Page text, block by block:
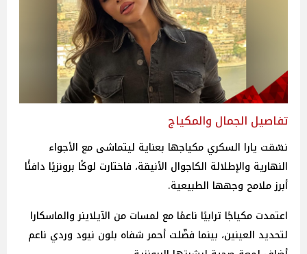
تفاصيل الجمال والمكياج
نسّقت يارا السكري مكياجها بعناية ليتماشى مع الأجواء
النهارية والإطلالة الكاجوال الأنيقة، فاختارت لوكًا برونزيًا دافئًا
أبرز ملامح وجهها الطبيعية.
اعتمدت مكياجًا ترابيًا ناعمًا مع لمسات من الآيلاينر والماسكارا
لتحديد العينين، بينما فضّلت أحمر شفاه بلون نيود وردي ناعم